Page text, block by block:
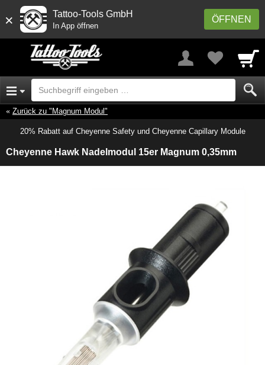
× ÖFFNEN
Tattoo-Tools GmbH
In App öffnen
Zurück zu "Magnum Modul"
20% Rabatt auf Cheyenne Safety und Cheyenne Capillary Module
Cheyenne Hawk Nadelmodul 15er Magnum 0,35mm